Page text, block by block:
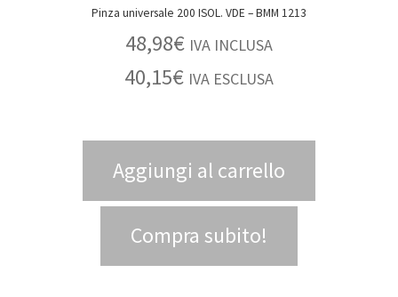
Pinza universale 200 ISOL. VDE – BMM 1213
48,98€ IVA INCLUSA
40,15€ IVA ESCLUSA
Aggiungi al carrello
Compra subito!